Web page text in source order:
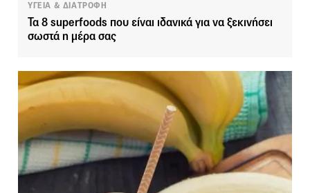
ΥΓΕΙΑ & ΔΙΑΤΡΟΦΗ
Τα 8 superfoods που είναι ιδανικά για να ξεκινήσει
σωστά η μέρα σας